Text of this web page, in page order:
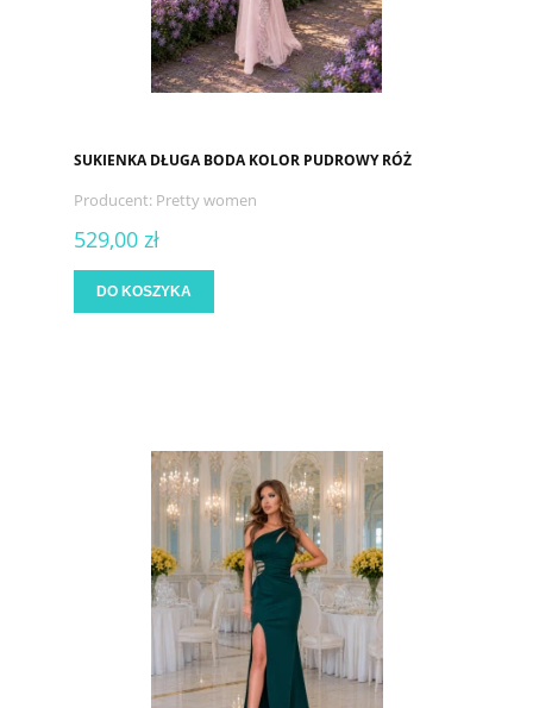
SUKIENKA DŁUGA BODA KOLOR PUDROWY RÓŻ
Producent: Pretty women
529,00 zł
DO KOSZYKA